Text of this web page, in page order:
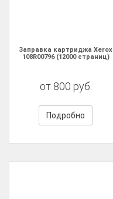
Заправка картриджа Xerox
108R00796 (12000 страниц)
от 800 руб.
Подробно